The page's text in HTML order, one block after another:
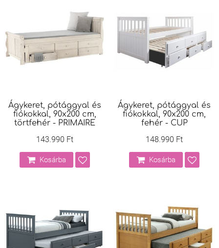
Ágykeret, pótággyal és
fiókokkal, 90x200 cm,
törtfehér - PRIMAIRE
143.990 Ft
Kosárba
Ágykeret, pótággyal és
fiókokkal, 90x200 cm,
fehér - CUP
148.990 Ft
Kosárba